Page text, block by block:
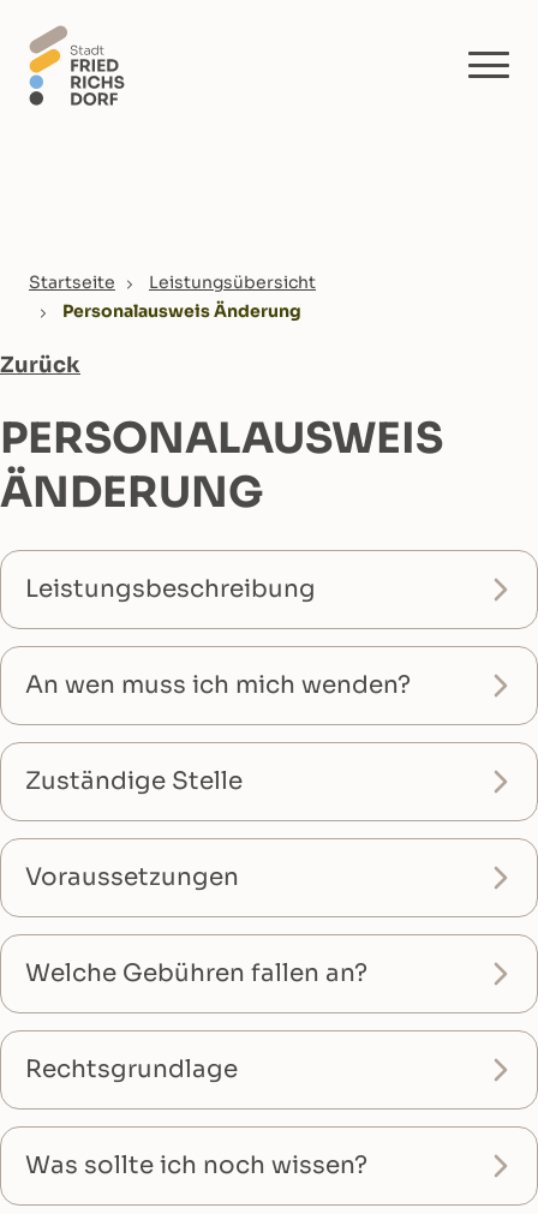
You are here:
Startseite
Leistungsübersicht
Personalausweis Änderung
Zurück
PERSONALAUSWEIS
ÄNDERUNG
Leistungsbeschreibung
An wen muss ich mich wenden?
Zuständige Stelle
Voraussetzungen
Welche Gebühren fallen an?
Rechtsgrundlage
Was sollte ich noch wissen?